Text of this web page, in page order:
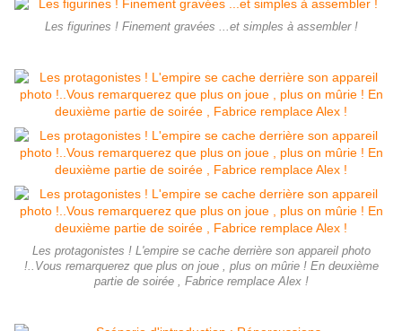
Les figurines ! Finement gravées ...et simples à assembler !
Les protagonistes ! L'empire se cache derrière son appareil photo
!..Vous remarquerez que plus on joue , plus on mûrie ! En deuxième
partie de soirée , Fabrice remplace Alex !